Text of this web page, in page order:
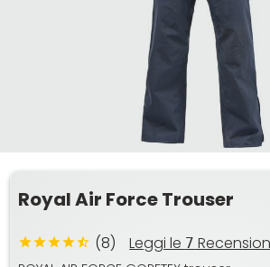
Royal Air Force Trouser
(8) Leggi le 7